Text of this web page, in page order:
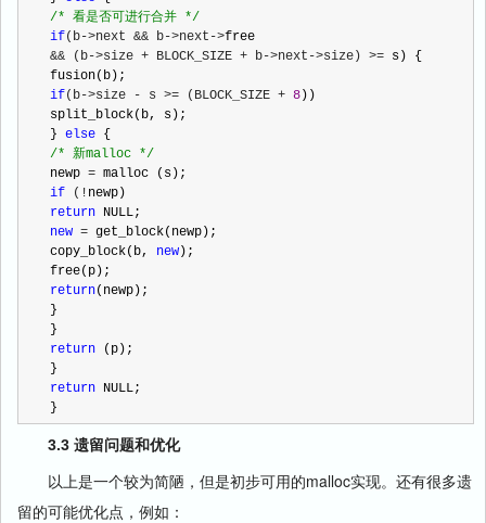
/* 看是否可进行合并 */
if(b->next && b->next->
&& (b->size + BLOCK_SIZE + b->next->size) >= s) {
if(b->size - s >= (BLOCK_SIZE + 8))
split_block(b, s);
} else
/* 新malloc */
newp =
if (!
return
new = get_block(newp);
copy_block(b, new);
return(newp);
}
return (p);
return NULL;
}
3.3 遗留问题和优化
以上是一个较为简陋，但是初步可用的malloc实现。还有很多遗
留的可能优化点，例如：